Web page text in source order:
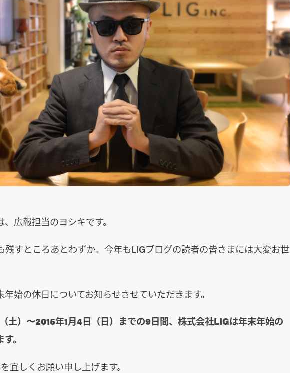
広報担当のヨシキです。
残すところあとわずか。今年もLIGブログの読者の皆さまには大変お世
始の休日についてお知らせさせていただきます。
土）〜2015年1月4日（日）までの9日間、株式会社LIGは年末年始の
。
宜しくお願い申し上げます。